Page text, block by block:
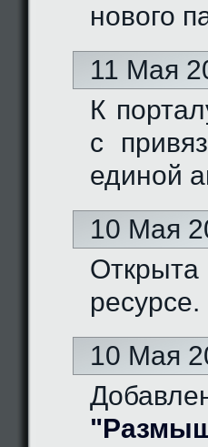
нового
11 Мая
К
с
единой
10 Мая
ресурсе.
10 Мая